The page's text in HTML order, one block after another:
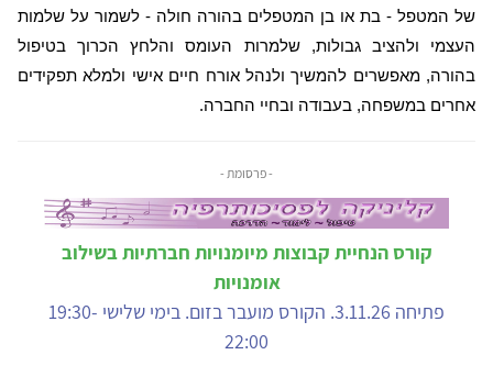
של המטפל - בת או בן המטפלים בהורה חולה - לשמור על שלמות
העצמי ולהציב גבולות, שלמרות העומס והלחץ הכרוך בטיפול
בהורה, מאפשרים להמשיך ולנהל אורח חיים אישי ולמלא תפקידים
אחרים במשפחה, בעבודה ובחיי החברה.
- פרסומת -
קורס הנחיית קבוצות מיומנויות חברתיות בשילוב
אומנויות
פתיחה 3.11.26. הקורס מועבר בזום. בימי שלישי 19:30-
22:00